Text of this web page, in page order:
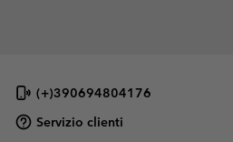
(+)390694804176
Servizio clienti